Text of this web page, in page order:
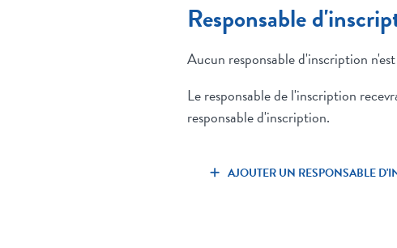
Responsable
Aucun responsable d'inscription
Le responsable de l'inscription
responsable d'inscription.
AJOUTER UN RESPONSABLE